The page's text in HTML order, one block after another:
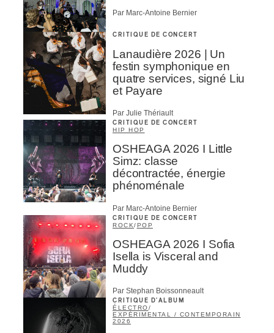
Par Marc-Antoine Bernier
CRITIQUE DE CONCERT
Lanaudière 2026 | Un
festin symphonique en
quatre services, signé Liu
et Payare
Par Julie Thériault
CRITIQUE DE CONCERT
HIP HOP
OSHEAGA 2026 I Little
Simz: classe
décontractée, énergie
phénoménale
Par Marc-Antoine Bernier
CRITIQUE DE CONCERT
ROCK/POP
OSHEAGA 2026 I Sofia
Isella is Visceral and
Muddy
Par Stephan Boissonneault
CRITIQUE D'ALBUM
ÉLECTRO/
EXPÉRIMENTAL / CONTEMPORAIN
2026